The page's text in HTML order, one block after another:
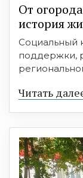
От
история
Социальный
поддержки,
Читать